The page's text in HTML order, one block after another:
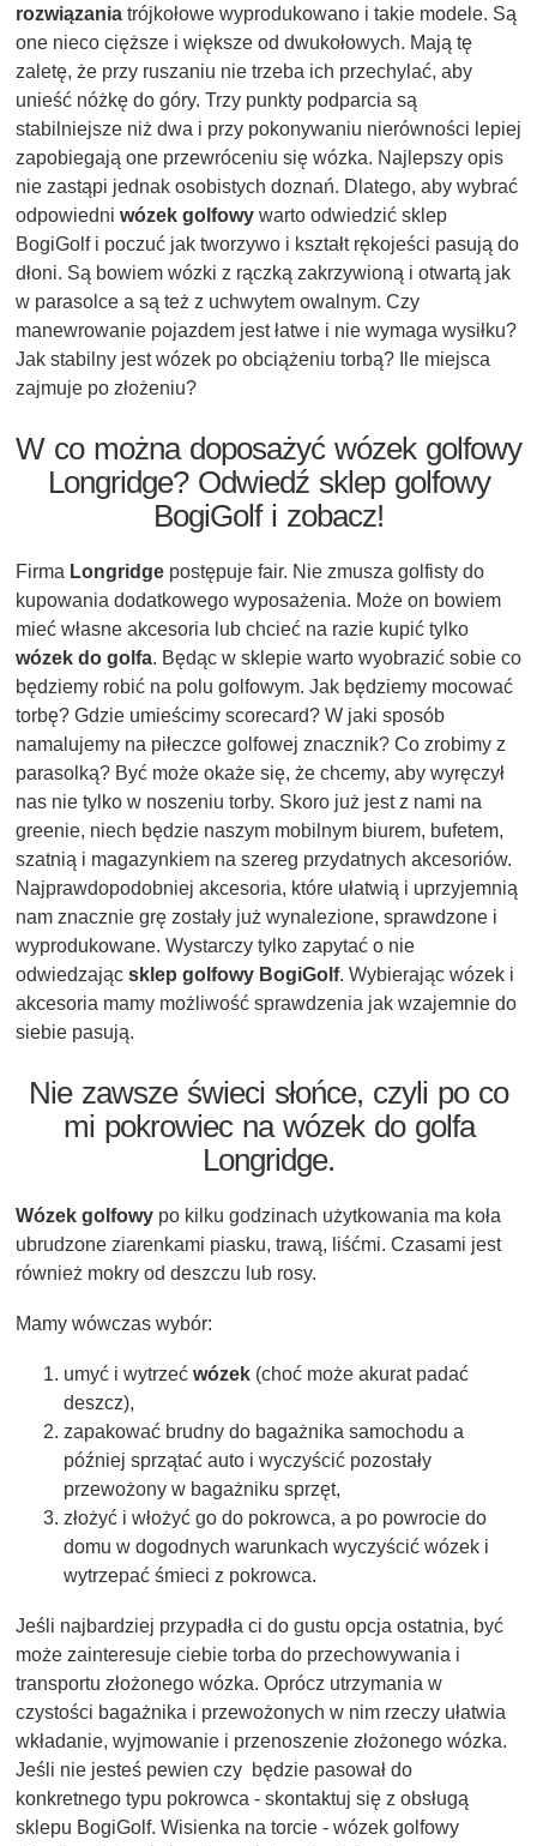
rozwiązania trójkołowe wyprodukowano i takie modele. Są
one nieco cięższe i większe od dwukołowych. Mają tę
zaletę, że przy ruszaniu nie trzeba ich przechylać, aby
unieść nóżkę do góry. Trzy punkty podparcia są
stabilniejsze niż dwa i przy pokonywaniu nierówności lepiej
zapobiegają one przewróceniu się wózka. Najlepszy opis
nie zastąpi jednak osobistych doznań. Dlatego, aby wybrać
odpowiedni wózek golfowy warto odwiedzić sklep
BogiGolf i poczuć jak tworzywo i kształt rękojeści pasują do
dłoni. Są bowiem wózki z rączką zakrzywioną i otwartą jak
w parasolce a są też z uchwytem owalnym. Czy
manewrowanie pojazdem jest łatwe i nie wymaga wysiłku?
Jak stabilny jest wózek po obciążeniu torbą? Ile miejsca
zajmuje po złożeniu?
W co można doposażyć wózek golfowy
Longridge? Odwiedź sklep golfowy
BogiGolf i zobacz!
Firma Longridge postępuje fair. Nie zmusza golfisty do
kupowania dodatkowego wyposażenia. Może on bowiem
mieć własne akcesoria lub chcieć na razie kupić tylko
wózek do golfa. Będąc w sklepie warto wyobrazić sobie co
będziemy robić na polu golfowym. Jak będziemy mocować
torbę? Gdzie umieścimy scorecard? W jaki sposób
namalujemy na piłeczce golfowej znacznik? Co zrobimy z
parasolką? Być może okaże się, że chcemy, aby wyręczył
nas nie tylko w noszeniu torby. Skoro już jest z nami na
greenie, niech będzie naszym mobilnym biurem, bufetem,
szatnią i magazynkiem na szereg przydatnych akcesoriów.
Najprawdopodobniej akcesoria, które ułatwią i uprzyjemnią
nam znacznie grę zostały już wynalezione, sprawdzone i
wyprodukowane. Wystarczy tylko zapytać o nie
odwiedzając sklep golfowy BogiGolf. Wybierając wózek i
akcesoria mamy możliwość sprawdzenia jak wzajemnie do
siebie pasują.
Nie zawsze świeci słońce, czyli po co
mi pokrowiec na wózek do golfa
Longridge.
Wózek golfowy po kilku godzinach użytkowania ma koła
ubrudzone ziarenkami piasku, trawą, liśćmi. Czasami jest
również mokry od deszczu lub rosy.
Mamy wówczas wybór:
umyć i wytrzeć wózek (choć może akurat padać
deszcz),
zapakować brudny do bagażnika samochodu a
później sprzątać auto i wyczyścić pozostały
przewożony w bagażniku sprzęt,
złożyć i włożyć go do pokrowca, a po powrocie do
domu w dogodnych warunkach wyczyścić wózek i
wytrzepać śmieci z pokrowca.
Jeśli najbardziej przypadła ci do gustu opcja ostatnia, być
może zainteresuje ciebie torba do przechowywania i
transportu złożonego wózka. Oprócz utrzymania w
czystości bagażnika i przewożonych w nim rzeczy ułatwia
wkładanie, wyjmowanie i przenoszenie złożonego wózka.
Jeśli nie jesteś pewien czy będzie pasował do
konkretnego typu pokrowca - skontaktuj się z obsługą
sklepu BogiGolf. Wisienka na torcie - wózek golfowy